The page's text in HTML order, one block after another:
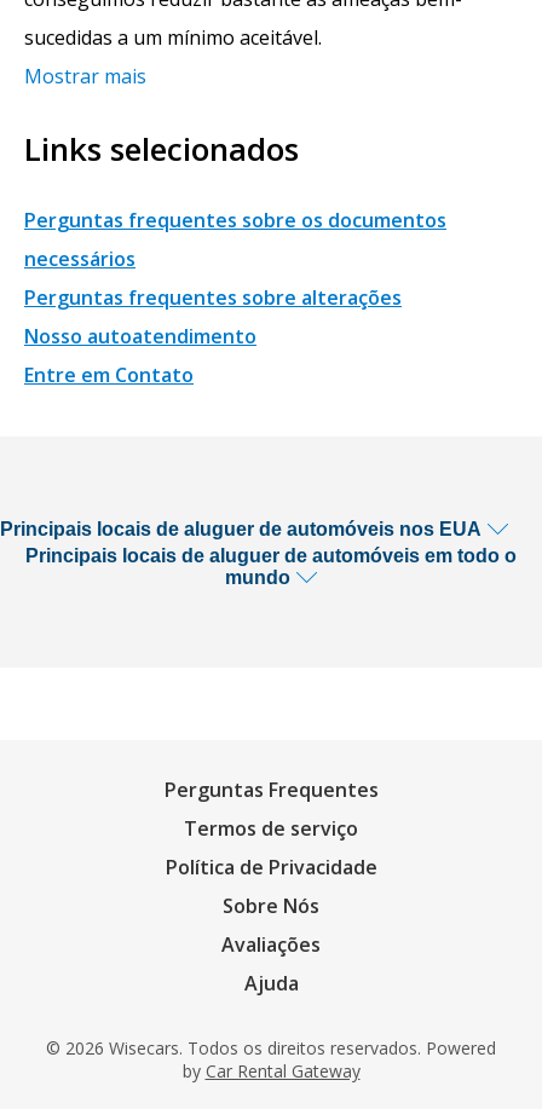
sucedidas a um mínimo aceitável.
Mostrar mais
Links selecionados
Perguntas frequentes sobre os documentos
necessários
Perguntas frequentes sobre alterações
Nosso autoatendimento
Entre em Contato
Principais locais de aluguer de automóveis nos EUA
Principais locais de aluguer de automóveis em todo o
mundo
Perguntas Frequentes
Termos de serviço
Política de Privacidade
Sobre Nós
Avaliações
Ajuda
© 2026 Wisecars. Todos os direitos reservados. Powered
by Car Rental Gateway